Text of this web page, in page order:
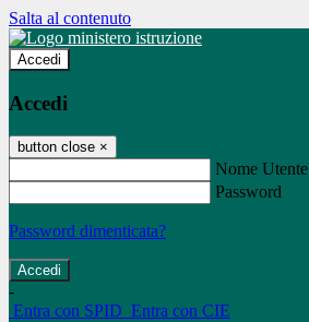
Salta al contenuto
Accedi
Accedi
button close ×
Nome Utente
Password
Password dimenticata?
-
Entra con SPID Entra con CIE